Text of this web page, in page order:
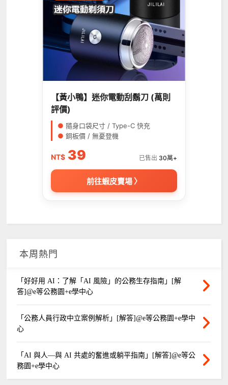
【黃小鴨】迷你電動刮鬍刀 (萬則
評價)
● 隨身口袋尺寸 / Type-C 快充
● 銅板價 / 無憂登機
NT$ 39 已售出 30萬+
前往蝦皮賣場 〉
本周熱門
「好好用 AI：了解「AI 風險」的公務生存指南」[解
答]@e等公務園+e學中心
「公務人員行政中立案例解析」[解答]@e等公務園+e學中
心
「AI 與人—與 AI 共處的奮進或躺平指南」[解答]@e等公
務園+e學中心